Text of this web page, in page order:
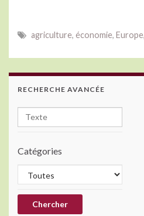
e
b
o
o
itt
er dI
n
agriculture, économie, Europe,
RECHERCHE AVANCÉE
Catégories